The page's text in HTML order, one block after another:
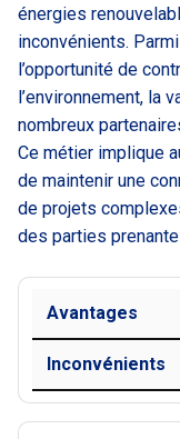
énergies
inconvénients.
l’opportunité de
l’environnement, la
nombreux
Ce métier implique
de maintenir une
de projets
des parties
Avantages
Inconvénients